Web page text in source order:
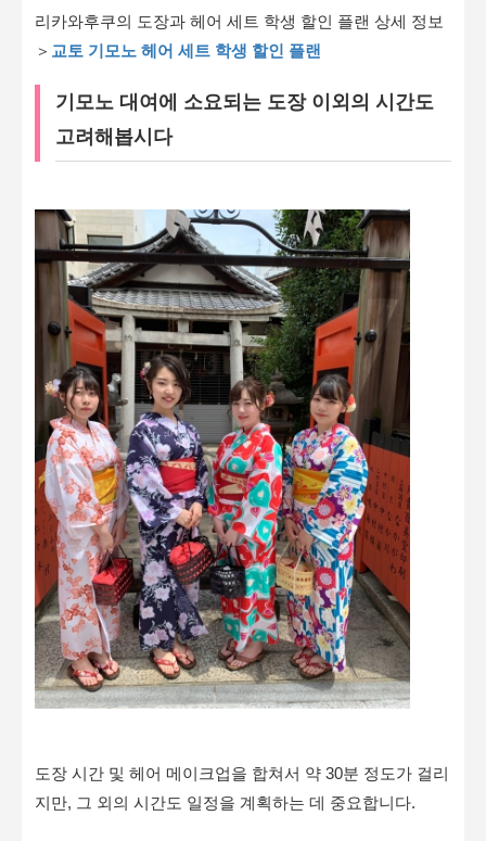
리카와후쿠의 도장과 헤어 세트 학생 할인 플랜 상세 정보
＞ 교토 기모노 헤어 세트 학생 할인 플랜
기모노 대여에 소요되는 도장 이외의 시간도
고려해봅시다
도장 시간 및 헤어 메이크업을 합쳐서 약 30분 정도가 걸리
지만, 그 외의 시간도 일정을 계획하는 데 중요합니다.